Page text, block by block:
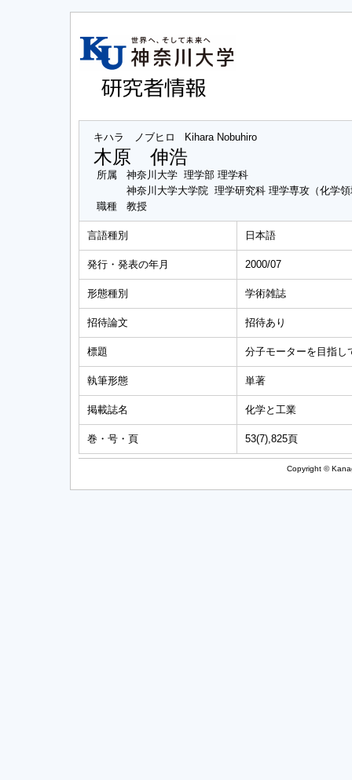
キハラ ノブヒロ Kihara Nobuhiro
木原 伸浩
所属
神奈川大学 理学部 理学科
神奈川大学大学院 理学研究科 理学専攻（化学
職種
教授
言語種別 日本語
発行・発表の年月 2000/07
形態種別 学術雑誌
招待論文 招待あり
標題 分子モーターを目指し
執筆形態 単著
掲載誌名 化学と工業
巻・号・頁 53(7),825頁
Copyright ©